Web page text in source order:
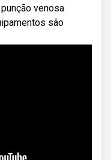
venosa
são